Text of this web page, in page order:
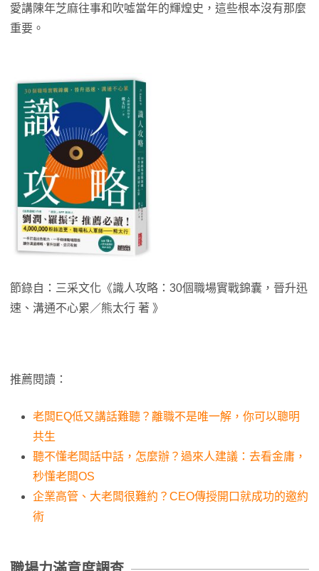
愛講陳年芝麻往事和吹噓當年的輝煌史，這些根本沒有那麼
重要。
節錄自：三采文化《識人攻略：30個職場實戰錦囊，晉升迅
速、溝通不心累／熊太行 著 》
推薦閱讀：
老闆EQ低又講話難聽？離職不是唯一解，你可以聰明
共生
聽不懂老闆話中話，怎麼辦？過來人建議：去看金庸，
秒懂老闆OS
企業高管、大老闆很難約？CEO傳授開口就成功的邀約
術